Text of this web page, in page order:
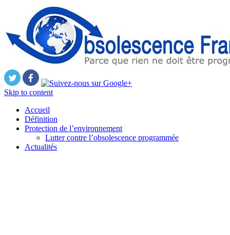
Skip to content
Accueil
Définition
Protection de l’environnement
Lutter contre l’obsolescence programmée
Actualités